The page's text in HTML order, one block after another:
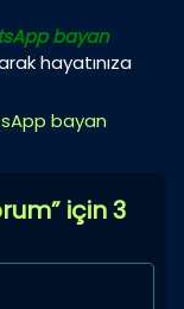
bayan
hayatınıza
bayan
için 3